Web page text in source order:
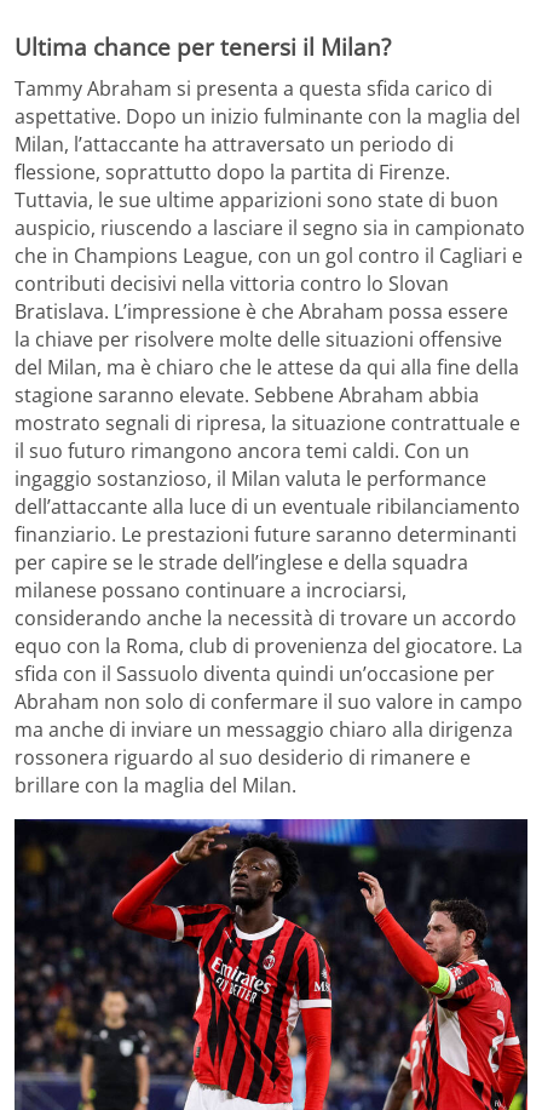
Ultima chance per tenersi il Milan?
Tammy Abraham si presenta a questa sfida carico di
aspettative. Dopo un inizio fulminante con la maglia del
Milan, l’attaccante ha attraversato un periodo di
flessione, soprattutto dopo la partita di Firenze.
Tuttavia, le sue ultime apparizioni sono state di buon
auspicio, riuscendo a lasciare il segno sia in campionato
che in Champions League, con un gol contro il Cagliari e
contributi decisivi nella vittoria contro lo Slovan
Bratislava. L’impressione è che Abraham possa essere
la chiave per risolvere molte delle situazioni offensive
del Milan, ma è chiaro che le attese da qui alla fine della
stagione saranno elevate. Sebbene Abraham abbia
mostrato segnali di ripresa, la situazione contrattuale e
il suo futuro rimangono ancora temi caldi. Con un
ingaggio sostanzioso, il Milan valuta le performance
dell’attaccante alla luce di un eventuale ribilanciamento
finanziario. Le prestazioni future saranno determinanti
per capire se le strade dell’inglese e della squadra
milanese possano continuare a incrociarsi,
considerando anche la necessità di trovare un accordo
equo con la Roma, club di provenienza del giocatore. La
sfida con il Sassuolo diventa quindi un’occasione per
Abraham non solo di confermare il suo valore in campo
ma anche di inviare un messaggio chiaro alla dirigenza
rossonera riguardo al suo desiderio di rimanere e
brillare con la maglia del Milan.